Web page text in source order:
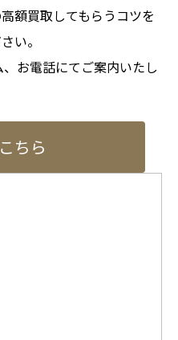
額買取してもらうコツを
い。
お電話にてご案内いたし
ちら